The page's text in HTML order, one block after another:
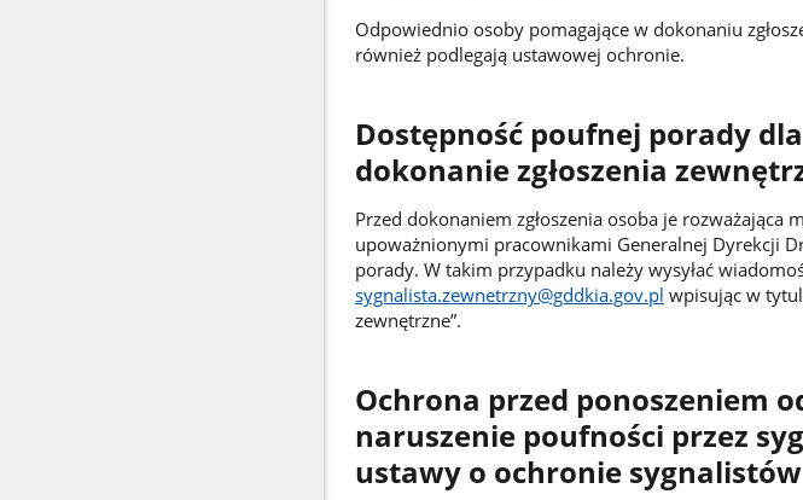
Odpowiednio osoby pomagające w dokonaniu
również podlegają ustawowej ochronie.
Dostępność poufnej porady
dokonanie zgłoszenia
Przed dokonaniem zgłoszenia osoba je rozważająca
upoważnionymi pracownikami Generalnej Dyrekcji
porady. W takim przypadku należy wysyłać
sygnalista.zewnetrzny@gddkia.gov.pl wpisując w
zewnętrzne”.
Ochrona przed ponoszeniem
naruszenie poufności przez
ustawy o ochronie sygnalistów